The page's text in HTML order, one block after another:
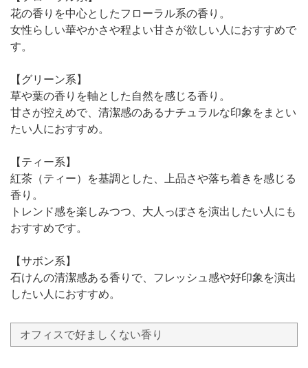
花の香りを中心としたフローラル系の香り。
女性らしい華やかさや程よい甘さが欲しい人におすすめで
す。
【グリーン系】
草や葉の香りを軸とした自然を感じる香り。
甘さが控えめで、清潔感のあるナチュラルな印象をまとい
たい人におすすめ。
【ティー系】
紅茶（ティー）を基調とした、上品さや落ち着きを感じる
香り。
トレンド感を楽しみつつ、大人っぽさを演出したい人にも
おすすめです。
【サボン系】
石けんの清潔感ある香りで、フレッシュ感や好印象を演出
したい人におすすめ。
オフィスで好ましくない香り